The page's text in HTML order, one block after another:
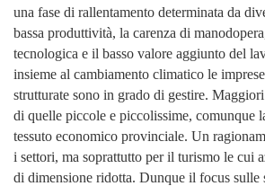
una fase di rallentamento determinata da
bassa produttività, la carenza di
tecnologica e il basso valore aggiunto del
insieme al cambiamento climatico le
strutturate sono in grado di gestire.
di quelle piccole e piccolissime, comunque
tessuto economico provinciale. Un
i settori, ma soprattutto per il turismo le cui
di dimensione ridotta. Dunque il focus sulle